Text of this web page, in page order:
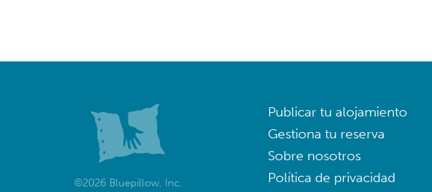
©2026 Bluepillow, Inc.
Publicar tu alojamiento
Gestiona tu reserva
Sobre nosotros
Política de privacidad